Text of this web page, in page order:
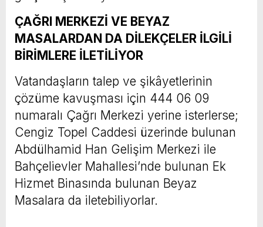
ÇAĞRI MERKEZİ VE BEYAZ
MASALARDAN DA DİLEKÇELER İLGİLİ
BİRİMLERE İLETİLİYOR
Vatandaşların talep ve şikâyetlerinin
çözüme kavuşması için 444 06 09
numaralı Çağrı Merkezi yerine isterlerse;
Cengiz Topel Caddesi üzerinde bulunan
Abdülhamid Han Gelişim Merkezi ile
Bahçelievler Mahallesi’nde bulunan Ek
Hizmet Binasında bulunan Beyaz
Masalara da iletebiliyorlar.